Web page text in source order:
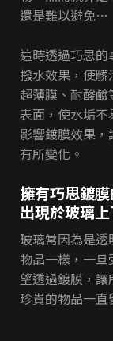
還是難以避免…
這時透過巧思
撥水效果，使髒
超薄膜、耐酸
表面，使水垢
影響鍍膜效果
有所變化。
擁有巧思鍍
出現於玻璃
玻璃常因為是
物品一樣，一
望透過鍍膜，
珍貴的物品一直